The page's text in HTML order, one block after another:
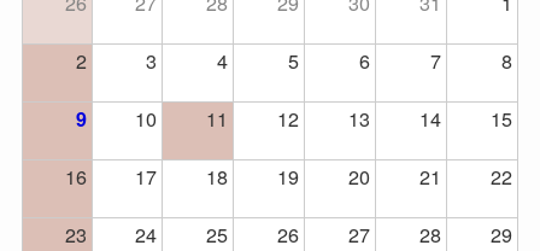
2
3 4 5 6 7 8
9 10 11 12 13 14
15
16
17 18 19 20 21
22
23
24 25 26 27 28
29